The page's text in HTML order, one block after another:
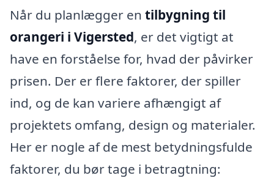
Når du planlægger en tilbygning til
orangeri i Vigersted, er det vigtigt at
have en forståelse for, hvad der påvirker
prisen. Der er flere faktorer, der spiller
ind, og de kan variere afhængigt af
projektets omfang, design og materialer.
Her er nogle af de mest betydningsfulde
faktorer, du bør tage i betragtning: